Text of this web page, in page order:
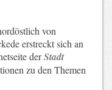
von
erstreckt sich an
derStadt
zu den Themen